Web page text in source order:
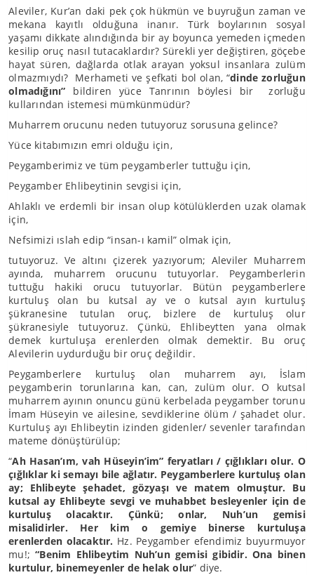
Aleviler, Kur’an daki pek çok hükmün ve buyruğun zaman ve
mekana kayıtlı olduğuna inanır. Türk boylarının sosyal
yaşamı dikkate alındığında bir ay boyunca yemeden içmeden
kesilip oruç nasıl tutacaklardır? Sürekli yer değiştiren, göçebe
hayat süren, dağlarda otlak arayan yoksul insanlara zulüm
olmazmıydı? Merhameti ve şefkati bol olan, “dinde zorluğun
olmadığını” bildiren yüce Tanrının böylesi bir zorluğu
kullarından istemesi mümkünmüdür?
Muharrem orucunu neden tutuyoruz sorusuna gelince?
Yüce kitabımızın emri olduğu için,
Peygamberimiz ve tüm peygamberler tuttuğu için,
Peygamber Ehlibeytinin sevgisi için,
Ahlaklı ve erdemli bir insan olup kötülüklerden uzak olamak
için,
Nefsimizi ıslah edip “insan-ı kamil” olmak için,
tutuyoruz. Ve altını çizerek yazıyorum; Aleviler Muharrem
ayında, muharrem orucunu tutuyorlar. Peygamberlerin
tuttuğu hakiki orucu tutuyorlar. Bütün peygamberlere
kurtuluş olan bu kutsal ay ve o kutsal ayın kurtuluş
şükranesine tutulan oruç, bizlere de kurtuluş olur
şükranesiyle tutuyoruz. Çünkü, Ehlibeytten yana olmak
demek kurtuluşa erenlerden olmak demektir. Bu oruç
Alevilerin uydurduğu bir oruç değildir.
Peygamberlere kurtuluş olan muharrem ayı, İslam
peygamberin torunlarına kan, can, zulüm olur. O kutsal
muharrem ayının onuncu günü kerbelada peygamber torunu
İmam Hüseyin ve ailesine, sevdiklerine ölüm / şahadet olur.
Kurtuluş ayı Ehlibeytin izinden gidenler/ sevenler tarafından
mateme dönüştürülüp;
“Ah Hasan’ım, vah Hüseyin’im” feryatları / çığlıkları olur. O
çığlıklar ki semayı bile ağlatır. Peygamberlere kurtuluş olan
ay; Ehlibeyte şehadet, gözyaşı ve matem olmuştur. Bu
kutsal ay Ehlibeyte sevgi ve muhabbet besleyenler için de
kurtuluş olacaktır. Çünkü; onlar, Nuh’un gemisi
misalidirler. Her kim o gemiye binerse kurtuluşa
erenlerden olacaktır. Hz. Peygamber efendimiz buyurmuyor
mu!; “Benim Ehlibeytim Nuh’un gemisi gibidir. Ona binen
kurtulur, binemeyenler de helak olur” diye.